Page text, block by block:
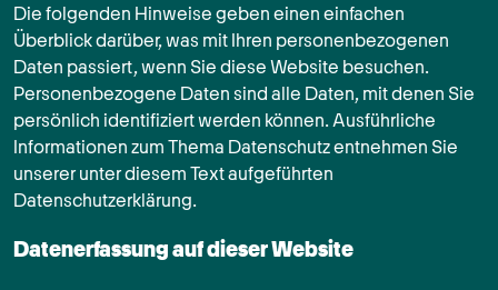
Die folgenden Hinweise geben einen einfachen
Überblick darüber, was mit Ihren personenbezogenen
Daten passiert, wenn Sie diese Website besuchen.
Personenbezogene Daten sind alle Daten, mit denen Sie
persönlich identifiziert werden können. Ausführliche
Informationen zum Thema Datenschutz entnehmen Sie
unserer unter diesem Text aufgeführten
Datenschutzerklärung.
Datenerfassung auf dieser Website